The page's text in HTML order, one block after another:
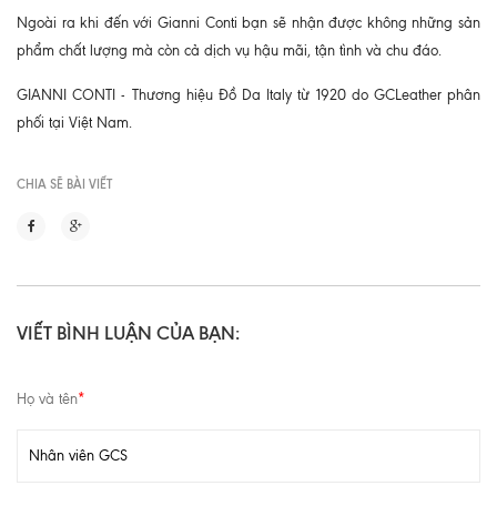
Ngoài ra khi đến với Gianni Conti bạn sẽ nhận được không những sản
phẩm chất lượng mà còn cả dịch vụ hậu mãi, tận tình và chu đáo.
GIANNI CONTI - Thương hiệu Đồ Da Italy từ 1920 do GCLeather phân
phối tại Việt Nam.
CHIA SẼ BÀI VIẾT
VIẾT BÌNH LUẬN CỦA BẠN:
Họ và tên*